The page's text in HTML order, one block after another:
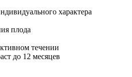
характера
плода
течении
до 12 месяцев